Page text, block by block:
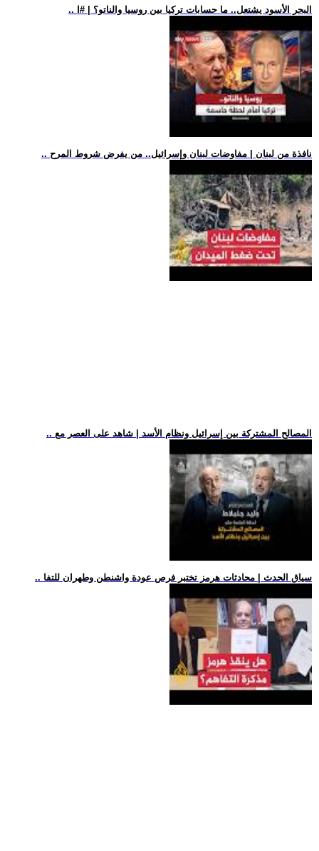
.. البحر الأسود يشتعل.. ما حسابات تركيا بين روسيا والناتو؟ | #ا
.. نافذة من لبنان | مفاوضات لبنان وإسرائيل.. من يفرض شروط المرح
.. المصالح المشتركة بين إسرائيل ونظام الأسد | شاهد على العصر مع
.. سياق الحدث | محادثات هرمز تختبر فرص عودة واشنطن وطهران للتفا